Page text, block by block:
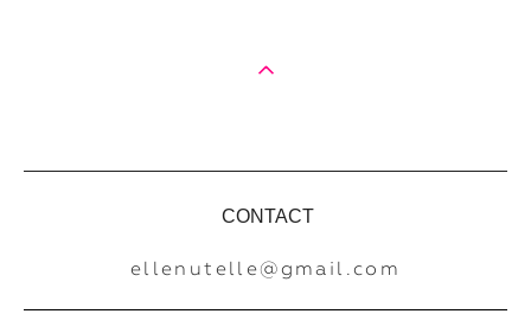
CONTACT
ellenutelle@gmail.com